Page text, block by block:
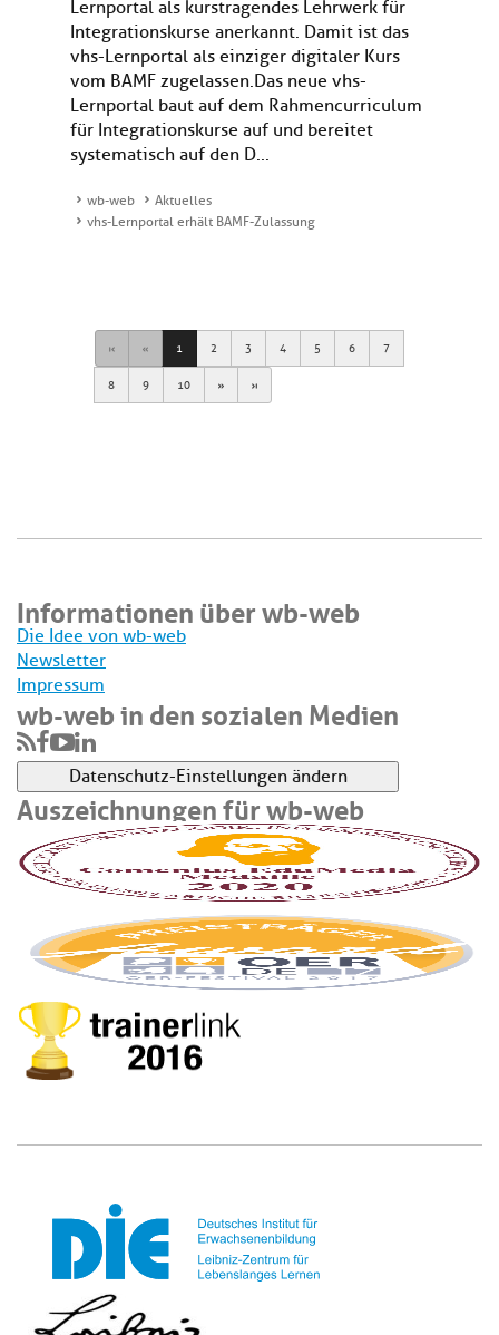
Lernportal als kurstragendes Lehrwerk für
Integrationskurse anerkannt. Damit ist das
vhs-Lernportal als einziger digitaler Kurs
vom BAMF zugelassen. Das neue vhs-
Lernportal baut auf dem Rahmencurriculum
für Integrationskurse auf und bereitet
systematisch auf den D...
wb-web
Aktuelles
vhs-Lernportal erhält BAMF-Zulassung
First Previous
1 2 3 4 5 6 7
8 9 10 Next Last
Informationen über wb-web
Die Idee von wb-web
Newsletter
Impressum
wb-web in den sozialen Medien
Datenschutz-Einstellungen ändern
Auszeichnungen für wb-web